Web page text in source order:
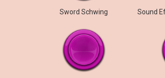
Sword Schwing Sound